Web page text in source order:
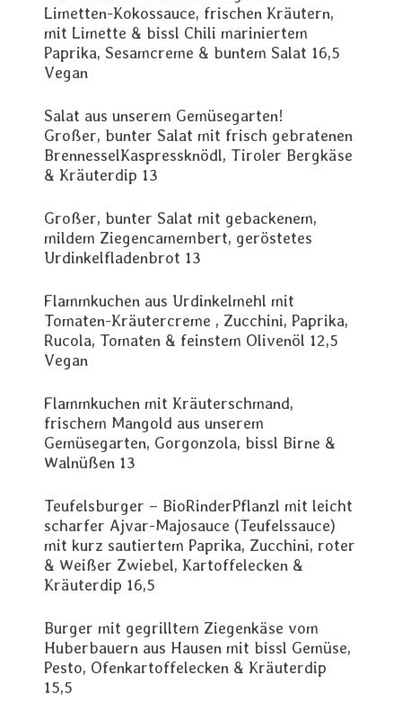
Limetten-Kokossauce, frischen Kräutern,
mit Limette & bissl Chili mariniertem
Paprika, Sesamcreme & buntem Salat 16,5
Vegan
Salat aus unserem Gemüsegarten!
Großer, bunter Salat mit frisch gebratenen
BrennesselKaspressknödl, Tiroler Bergkäse
& Kräuterdip 13
Großer, bunter Salat mit gebackenem,
mildem Ziegencamembert, geröstetes
Urdinkelfladenbrot 13
Flammkuchen aus Urdinkelmehl mit
Tomaten-Kräutercreme , Zucchini, Paprika,
Rucola, Tomaten & feinstem Olivenöl 12,5
Vegan
Flammkuchen mit Kräuterschmand,
frischem Mangold aus unserem
Gemüsegarten, Gorgonzola, bissl Birne &
Walnüßen 13
Teufelsburger – BioRinderPflanzl mit leicht
scharfer Ajvar-Majosauce (Teufelssauce)
mit kurz sautiertem Paprika, Zucchini, roter
& Weißer Zwiebel, Kartoffelecken &
Kräuterdip 16,5
Burger mit gegrilltem Ziegenkäse vom
Huberbauern aus Hausen mit bissl Gemüse,
Pesto, Ofenkartoffelecken & Kräuterdip
15,5